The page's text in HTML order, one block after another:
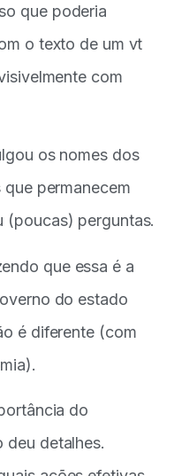
que poderia
o texto de um vt
com
os nomes dos
permanecem
(poucas) perguntas.
que essa é a
do estado
é diferente (com
do
deu detalhes.